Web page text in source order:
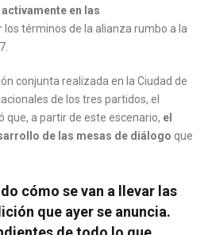
en las
los términos de la alianza rumbo a la
conjunta realizada en la Ciudad de
de los tres partidos, el
a partir de este escenario, el
de las mesas de diálogo que
cómo se van a llevar las
que ayer se anuncia.